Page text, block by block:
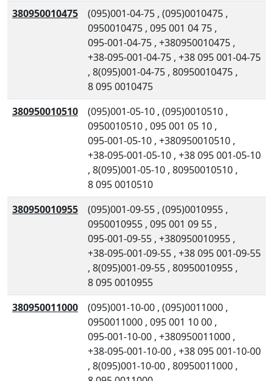
380950010475
(095)001-04-75 , (095)0010475 ,
0950010475 , 095 001 04 75 ,
095-001-04-75 , +380950010475 ,
+38-095-001-04-75 , +38 095 001-04-75
, 8(095)001-04-75 , 80950010475 ,
8 095 0010475
380950010510
(095)001-05-10 , (095)0010510 ,
0950010510 , 095 001 05 10 ,
095-001-05-10 , +380950010510 ,
+38-095-001-05-10 , +38 095 001-05-10
, 8(095)001-05-10 , 80950010510 ,
8 095 0010510
380950010955
(095)001-09-55 , (095)0010955 ,
0950010955 , 095 001 09 55 ,
095-001-09-55 , +380950010955 ,
+38-095-001-09-55 , +38 095 001-09-55
, 8(095)001-09-55 , 80950010955 ,
8 095 0010955
380950011000
(095)001-10-00 , (095)0011000 ,
0950011000 , 095 001 10 00 ,
095-001-10-00 , +380950011000 ,
+38-095-001-10-00 , +38 095 001-10-00
, 8(095)001-10-00 , 80950011000 ,